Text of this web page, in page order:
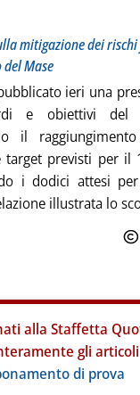
mitigazione dei
Mase
ieri una
e obiettivi
il
target previsti per il
i dodici attesi
illustrata lo
alla Staffetta
gli
di prova